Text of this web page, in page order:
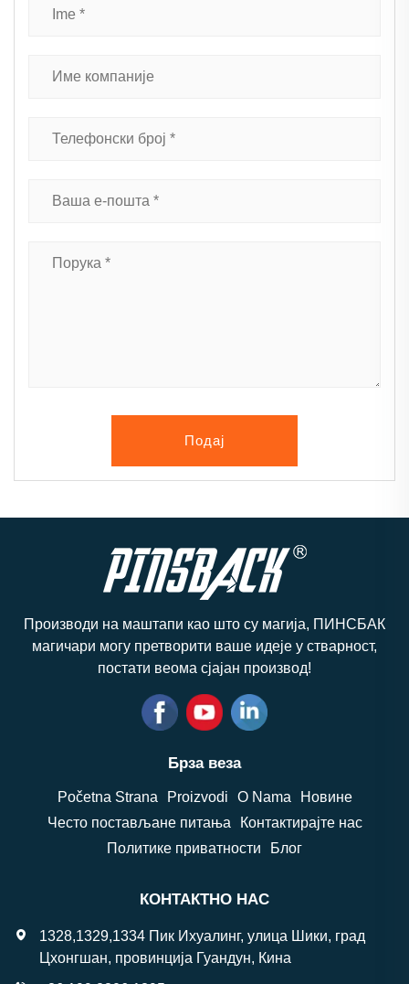
Подај
Производи на маштапи као што су магија, ПИНСБАК
магичари могу претворити ваше идеје у стварност,
постати веома сјајан производ!
Брза веза
Početna Strana Proizvodi O Nama
Новине
Често постављане питања
Контактирајте нас
Политике приватности
Блог
КОНТАКТНО НАС
1328,1329,1334 Пик Ихуалинг, улица Шики, град
Цхонгшан, провинција Гуандун, Кина